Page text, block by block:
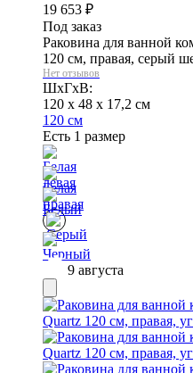
19 653 ₽
Под заказ
Раковина для ванной
120 см, правая, серый
Нет отзывов
ШхГхВ:
120 x 48 x 17,2 см
120 см
Есть 1 размер
9 августа